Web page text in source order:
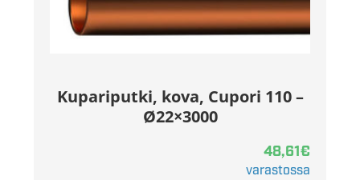
Kupariputki, kova, Cupori 110 –
Ø22×3000
48,61€
varastossa